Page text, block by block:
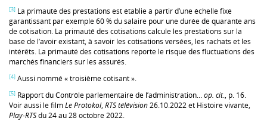
[3] La primauté des prestations est établie à partir d’une échelle fixe
garantissant par exemple 60 % du salaire pour une durée de quarante ans
de cotisation. La primauté des cotisations calcule les prestations sur la
base de l’avoir existant, à savoir les cotisations versées, les rachats et les
intérêts. La primauté des cotisations reporte le risque des fluctuations des
marchés financiers sur les assurés.
[4] Aussi nommé « troisième cotisant ».
[5] Rapport du Contrôle parlementaire de l’administration…op. cit., p. 16.
Voir aussi le filmLe Protokol, RTS télévision26.10.2022 et Histoire vivante,
Play-RTSdu 24 au 28 octobre 2022.